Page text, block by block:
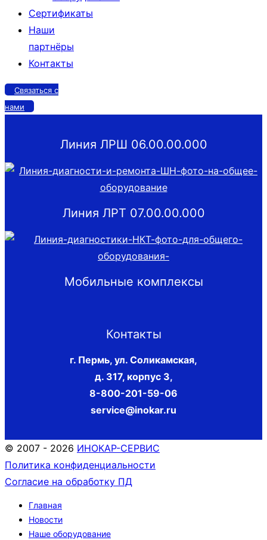
Сертификаты
Наши
партнёры
Контакты
Связаться с
нами
Линия ЛРШ 06.00.00.000
Линия ЛРТ 07.00.00.000
Мобильные комплексы
Контакты
г. Пермь, ул. Соликамская,
д. 317, корпус 3,
8-800-201-59-06
service@inokar.ru
© 2007 - 2026 ИНОКАР-СЕРВИС
Политика конфиденциальности
Согласие на обработку ПД
Главная
Новости
Наше оборудование